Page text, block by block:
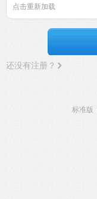
点击重新加载
还没有注册？
标准版